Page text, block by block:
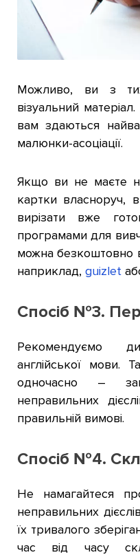
Можливо, ви з
візуальний
вам здаються
малюнки-асоціації.
Якщо ви не маєте
картки власноруч,
вирізати вже
програмами для
можна безкоштовно
наприклад, guizlet
Спосіб №3.
Рекомендуємо
англійської мови.
одночасно –
неправильних
правильній вимові.
Спосіб №4.
Не намагайтеся
неправильних
їх тривалого
час від часу